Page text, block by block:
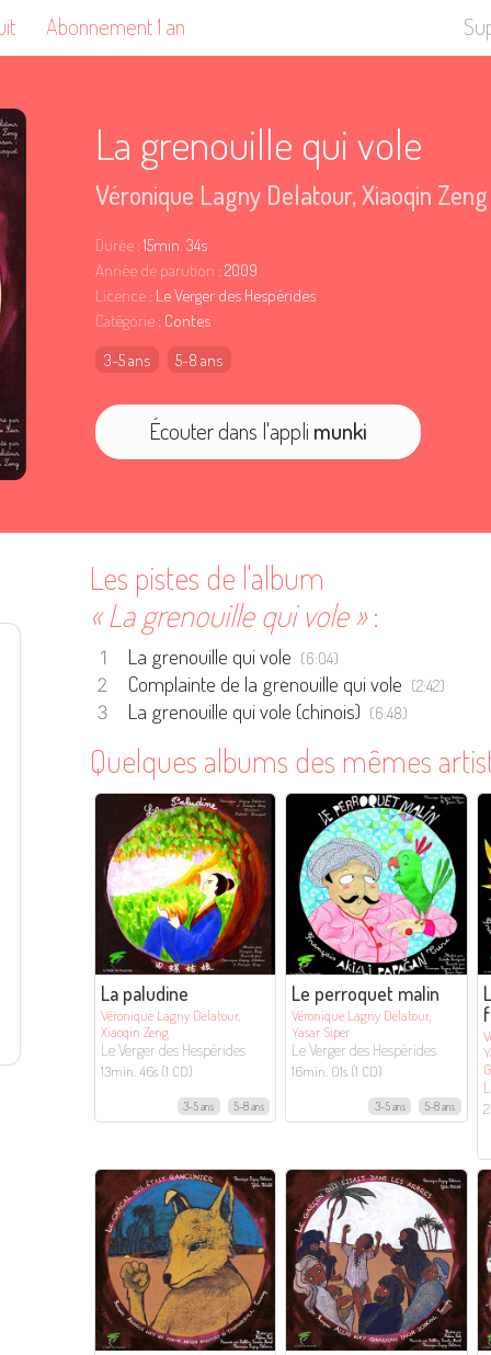
Abonnement 1 an
La grenouille qui vole
Véronique Lagny Delatour,Xiaoqin Zeng
Durée : 15min. 34s
Année de parution : 2009
Licence : Le Verger des Hespérides
Catégorie : Contes
3-5 ans
5-8 ans
Écouter dans l'appli munki
Les pistes de l'album
« La grenouille qui vole »:
La grenouille qui vole (6:04)
Complainte de la grenouille qui vole (2:42)
La grenouille qui vole (chinois) (6:48)
Quelques albums des mêmes
La paludine
Véronique Lagny Delatour,
Xiaoqin Zeng
Le Verger des Hespérides
13min. 46s (1 CD)
3-5 ans 5-8 ans
Le perroquet malin
Véronique Lagny Delatour,
Yasar Siper
Le Verger des Hespérides
16min. 01s (1 CD)
3-5 ans 5-8 ans